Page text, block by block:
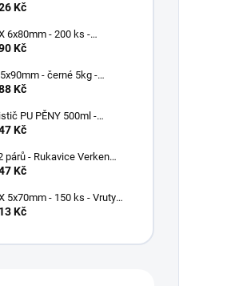
spreji.
Kč
6x80mm - 200 ks -
- Nastavovací vruty,
Kč
- černé 5kg -
hřebíky
Kč
PU PĚNY 500ml -
Kč
párů - Rukavice Verken
- velikost 9/L
Kč
5x70mm - 150 ks - Vruty
dřeva s talířovou hlavou,
Kč